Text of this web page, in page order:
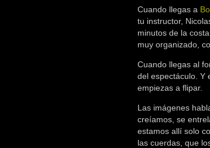
Cuando llegas a
tu instructor,
minutos de la
muy organizado,
Cuando llegas al
del espectáculo. Y
empiezas a flipar.
Las imágenes
creíamos, se
estamos allí solo
las cuerdas, que